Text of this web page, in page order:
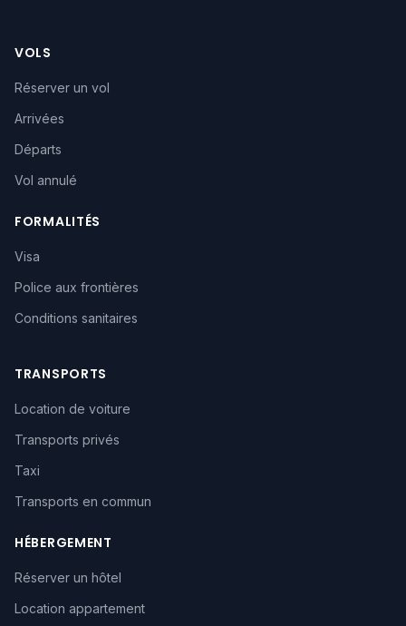
VOLS
Réserver un vol
Arrivées
Départs
Vol annulé
FORMALITÉS
Visa
Police aux frontières
Conditions sanitaires
TRANSPORTS
Location de voiture
Transports privés
Taxi
Transports en commun
HÉBERGEMENT
Réserver un hôtel
Location appartement